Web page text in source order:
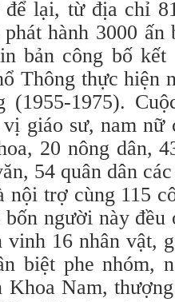
lại, từ địa chỉ
hành 3000 ấn
bản công bố kết
Thông thực hiện
(1955-1975).
giáo sư, nam nữ
20 nông dân,
54 quân dân
nội trợ cùng 115
người này đều
vinh 16 nhân vật,
biệt phe nhóm,
Khoa Nam,